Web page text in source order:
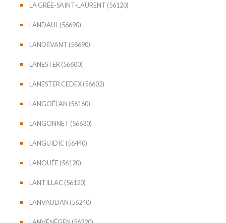
LA GRÉE-SAINT-LAURENT (56120)
LANDAUL (56690)
LANDÉVANT (56690)
LANESTER (56600)
LANESTER CEDEX (56602)
LANGOËLAN (56160)
LANGONNET (56630)
LANGUIDIC (56440)
LANOUÉE (56120)
LANTILLAC (56120)
LANVAUDAN (56240)